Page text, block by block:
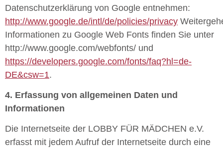
Datenschutzerklärung von Google entnehmen:
http://www.google.de/intl/de/policies/privacy
Informationen zu Google Web Fonts finden Sie unter
http://www.google.com/webfonts/ und
https://developers.google.com/fonts/faq?hl=de-
DE&csw=1.
4. Erfassung von allgemeinen Daten und
Informationen
Die Internetseite der LOBBY FÜR MÄDCHEN e.V.
erfasst mit jedem Aufruf der Internetseite durch eine